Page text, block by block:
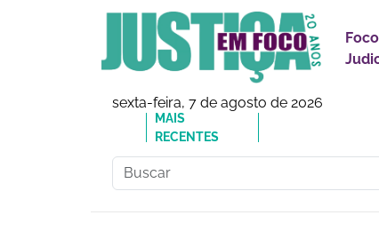
Foco
sexta-feira, 7 de agosto de 2026
MAIS
RECENTES